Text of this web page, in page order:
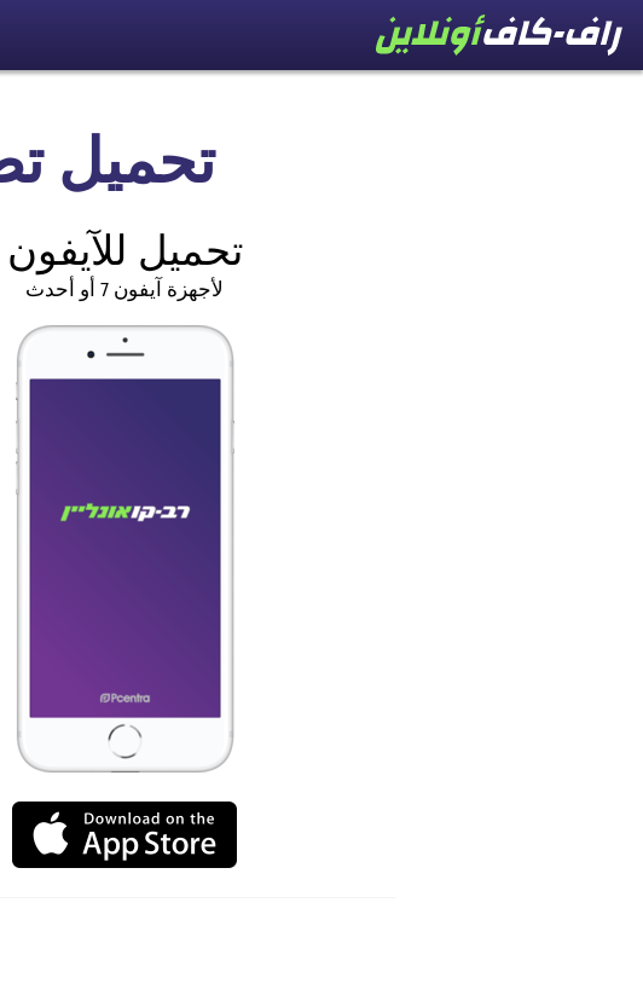
تحميل
تحميل للآيفون
لأجهزة آيفون 7 أو أحدث